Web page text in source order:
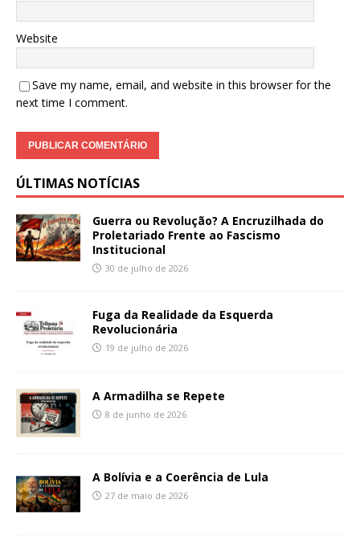
Website
Save my name, email, and website in this browser for the
next time I comment.
ÚLTIMAS NOTÍCIAS
Guerra ou Revolução? A Encruzilhada do
Proletariado Frente ao Fascismo
Institucional
30 de julho de 2026
Fuga da Realidade da Esquerda
Revolucionária
19 de julho de 2026
A Armadilha se Repete
8 de junho de 2026
A Bolívia e a Coerência de Lula
27 de maio de 2026